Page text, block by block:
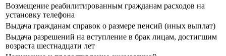
Возмещение реабилитированным гражданам расходов на
установку телефона
Выдача гражданам справок о размере пенсий (иных выплат)
Выдача разрешений на вступление в брак лицам, достигшим
возраста шестнадцати лет